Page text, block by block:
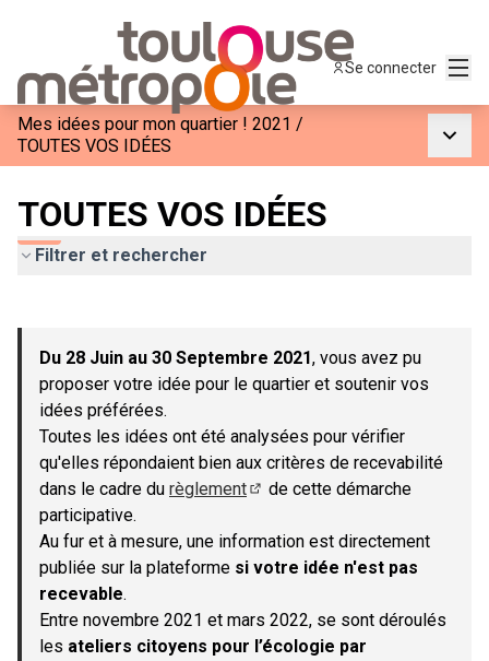
Se connecter
Mes idées pour mon quartier ! 2021 /
TOUTES VOS IDÉES
TOUTES VOS IDÉES
Filtrer et rechercher
−
Du 28 Juin au 30 Septembre 2021, vous avez pu
proposer votre idée pour le quartier et soutenir vos
idées préférées.
Toutes les idées ont été analysées pour vérifier
qu'elles répondaient bien aux critères de recevabilité
dans le cadre du règlement
de cette démarche
participative.
Au fur et à mesure, une information est directement
publiée sur la plateforme si votre idée n'est pas
recevable.
Entre novembre 2021 et mars 2022, se sont déroulés
les ateliers citoyens pour l’écologie par